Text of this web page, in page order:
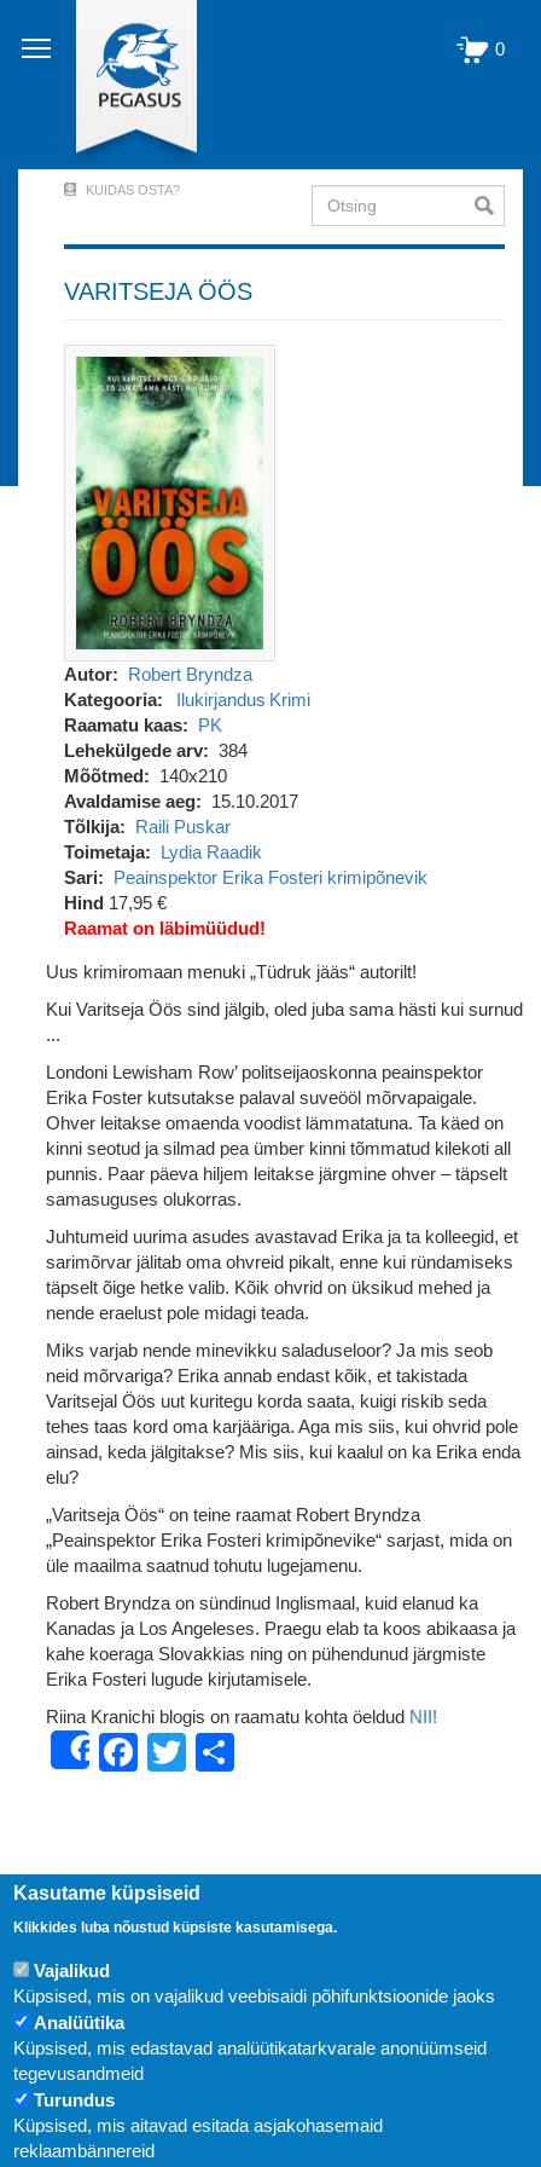
edasi
põhisisu
0
Account
Menu
out)
KUIDAS OSTA? Otsing
VARITSEJA ÖÖS
Autor
Robert Bryndza
Kategooria
Ilukirjandus Krimi
Raamatu kaas
PK
Lehekülgede arv
384
Mõõtmed
140x210
Avaldamise aeg
15.10.2017
Tõlkija
Raili Puskar
Toimetaja
Lydia Raadik
Sari
Peainspektor Erika Fosteri krimipõnevik
Hind 17,95 €
Raamat on läbimüüdud!
Uus krimiromaan menuki „Tüdruk jääs“ autorilt!
Kui Varitseja Öös sind jälgib, oled juba sama hästi kui surnud
...
Londoni Lewisham Row’ politseijaoskonna peainspektor
Erika Foster kutsutakse palaval suveööl mõrvapaigale.
Ohver leitakse omaenda voodist lämmatatuna. Ta käed on
kinni seotud ja silmad pea ümber kinni tõmmatud kilekoti all
punnis. Paar päeva hiljem leitakse järgmine ohver – täpselt
samasuguses olukorras.
Juhtumeid uurima asudes avastavad Erika ja ta kolleegid, et
sarimõrvar jälitab oma ohvreid pikalt, enne kui ründamiseks
täpselt õige hetke valib. Kõik ohvrid on üksikud mehed ja
nende eraelust pole midagi teada.
Miks varjab nende minevikku saladuseloor? Ja mis seob
neid mõrvariga? Erika annab endast kõik, et takistada
Varitsejal Öös uut kuritegu korda saata, kuigi riskib seda
tehes taas kord oma karjääriga. Aga mis siis, kui ohvrid pole
ainsad, keda jälgitakse? Mis siis, kui kaalul on ka Erika enda
elu?
„Varitseja Öös“ on teine raamat Robert Bryndza
„Peainspektor Erika Fosteri krimipõnevike“ sarjast, mida on
üle maailma saatnud tohutu lugejamenu.
Robert Bryndza on sündinud Inglismaal, kuid elanud ka
Kanadas ja Los Angeleses. Praegu elab ta koos abikaasa ja
kahe koeraga Slovakkias ning on pühendunud järgmiste
Erika Fosteri lugude kirjutamisele.
Riina Kranichi blogis on raamatu kohta öeldud NII!
ShareFacebook
Twitter
Uudised
KIRJASTUS PEGASUS OÜ © 2020
Kasutame küpsiseid
Klikkides luba nõustud küpsiste kasutamisega.
Vajalikud
Küpsised, mis on vajalikud veebisaidi põhifunktsioonide jaoks
Analüütika
Küpsised, mis edastavad analüütikatarkvarale anonüümseid
tegevusandmeid
Turundus
Küpsised, mis aitavad esitada asjakohasemaid
reklaambännereid